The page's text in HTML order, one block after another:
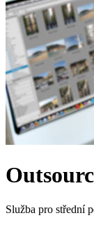
Služba pro střední